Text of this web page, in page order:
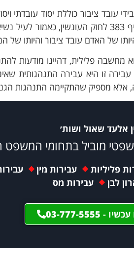
עובד ציבור כוללת יסוד עובדתי
הגניבה לפי סעיף 383 לחוק העונשין,
של האדם עובד ציבור והיותו
מחשבה פלילית, דהיינו מודעות
זו היא עבירה התנהגותית
אלא מספיק שהתקיימה התנהגות
אלעד שאול ושות׳
מוביל בתחומי המשפט
פליליות עבירות מין
לבן
עבירות מס
עכשיו - 03-777-5555